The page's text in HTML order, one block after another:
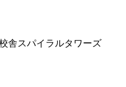
舎スパイラルタワーズ